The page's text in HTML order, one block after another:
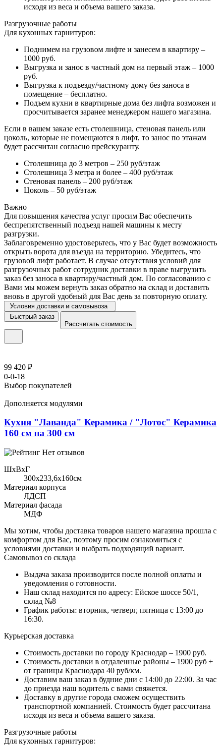
исходя из веса и объема вашего заказа.
Разгрузочные работы
Для кухонных гарнитуров:
Поднимем на грузовом лифте и занесем в квартиру –
1000 руб.
Выгрузка и занос в частный дом на первый этаж – 1000
руб.
Выгрузка к подъезду/частному дому без заноса в
помещение – бесплатно.
Подъем кухни в квартирные дома без лифта возможен и
просчитывается заранее менеджером нашего магазина.
Если в вашем заказе есть столешница, стеновая панель или
цоколь, которые не помещаются в лифт, то занос по этажам
будет рассчитан согласно прейскуранту.
Столешница до 3 метров – 250 руб/этаж
Столешница 3 метра и более – 400 руб/этаж
Стеновая панель – 200 руб/этаж
Цоколь – 50 руб/этаж
Важно
Для повышения качества услуг просим Вас обеспечить
беспрепятственный подъезд нашей машины к месту
разгрузки.
Заблаговременно удостоверьтесь, что у Вас будет возможность
открыть ворота для въезда на территорию. Убедитесь, что
грузовой лифт работает. В случае отсутствия условий для
разгрузочных работ сотрудник доставки в праве выгрузить
заказ без заноса в квартиру/частный дом. По согласованию с
Вами мы можем вернуть заказ обратно на склад и доставить
вновь в другой удобный для Вас день за повторную оплату.
Условия доставки и самовывоза
Быстрый заказ
Рассчитать стоимость
99 420 ₽
0-0-18
Выбор покупателей
Дополняется модулями
Кухня "Лаванда" Керамика / "Лотос" Керамика
160 см на 300 см
Нет отзывов
ШхВхГ
300x233,6х160см
Материал корпуса
ЛДСП
Материал фасада
МДФ
Мы хотим, чтобы доставка товаров нашего магазина прошла с
комфортом для Вас, поэтому просим ознакомиться с
условиями доставки и выбрать подходящий вариант.
Самовывоз со склада
Выдача заказа производится после полной оплаты и
уведомления о готовности.
Наш склад находится по адресу: Ейское шоссе 50/1,
склад №8
График работы: вторник, четверг, пятница с 13:00 до
16:30.
Курьерская доставка
Стоимость доставки по городу Краснодар – 1900 руб.
Стоимость доставки в отдаленные районы – 1900 руб +
от границы Краснодара 40 руб/км.
Доставим ваш заказ в будние дни с 14:00 до 22:00. За час
до приезда наш водитель с вами свяжется.
Доставку в другие города сможем осуществить
транспортной компанией. Стоимость будет рассчитана
исходя из веса и объема вашего заказа.
Разгрузочные работы
Для кухонных гарнитуров: